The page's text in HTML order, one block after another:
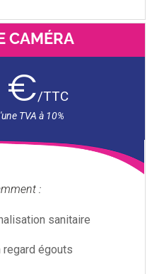
CAMÉRA
€/TTC
:
sanitaire
regard égouts